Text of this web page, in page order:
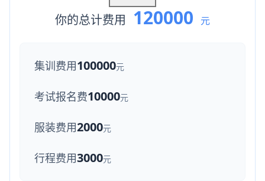
你的总计费用 120000 元
集训费用 100000元
考试报名费 10000元
服装费用2000元
行程费用3000元